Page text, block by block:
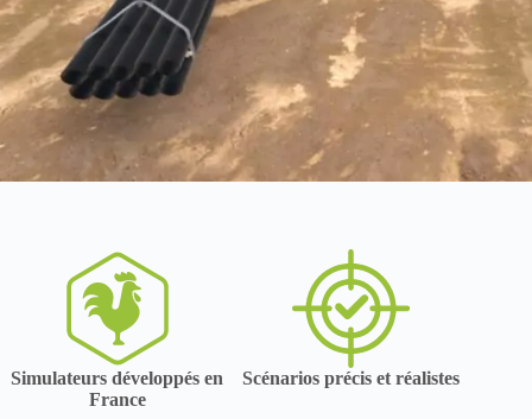
Simulateurs développés en
France
Scénarios précis et réalistes